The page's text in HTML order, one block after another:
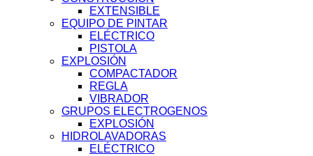
EXTENSIBLE
EQUIPO DE PINTAR
ELÉCTRICO
PISTOLA
EXPLOSIÓN
COMPACTADOR
REGLA
VIBRADOR
GRUPOS ELECTROGENOS
EXPLOSIÓN
HIDROLAVADORAS
ELÉCTRICO